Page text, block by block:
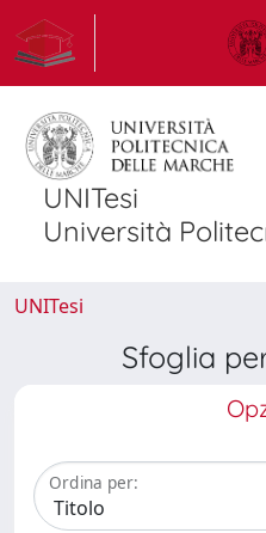
UNITesi
Università
UNITesi
Sfoglia
Ordina per: